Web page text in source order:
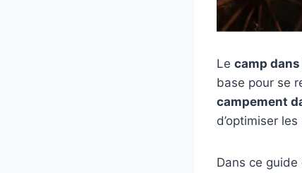
Le camp dans
base pour se
campement
d’optimiser
Dans ce